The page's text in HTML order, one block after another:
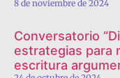
8 de noviembre de 2024
Conversatorio
estrategias para
escritura